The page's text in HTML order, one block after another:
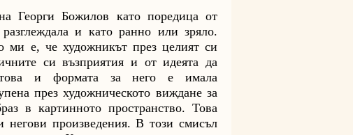
Георги Божилов като поредица от
и като ранно или зряло.
ми е, че художникът през целият си
си възприятия и от идеята да
и формата за него е имала
през художническото виждане за
в картинното пространство. Това
негови произведения. В този смисъл